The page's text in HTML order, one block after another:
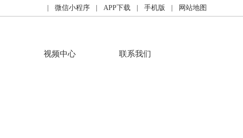
| 微信小程序 | APP下载 | 手机版 | 网站地图
视频中心 联系我们